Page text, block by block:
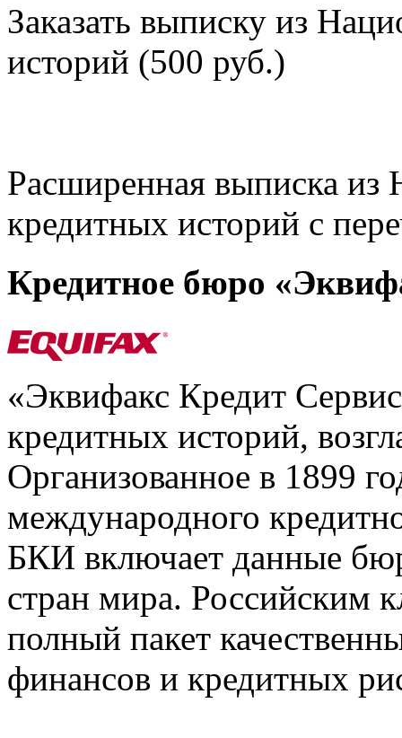
Заказать выписку из
историй (500 руб.)
Расширенная выписка из
кредитных историй с
Кредитное бюро
«Эквифакс Кредит
кредитных историй,
Организованное в 1899
международного
БКИ включает данные
стран мира. Российским
полный пакет
финансов и кредитных